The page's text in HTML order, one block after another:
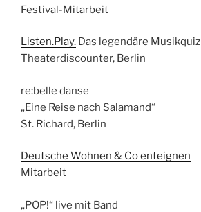
Festival-Mitarbeit
Listen.Play. Das legendäre Musikquiz
Theaterdiscounter, Berlin
re:belle danse
„Eine Reise nach Salamand“
St. Richard, Berlin
Deutsche Wohnen & Co enteignen
Mitarbeit
„POP!“ live mit Band